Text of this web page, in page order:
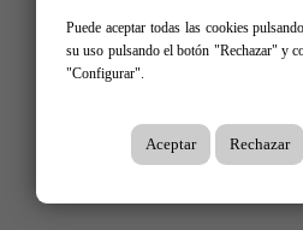
Puede aceptar todas las cookies
su uso pulsando el botón "Rechazar" y
"Configurar".
Aceptar Rechazar